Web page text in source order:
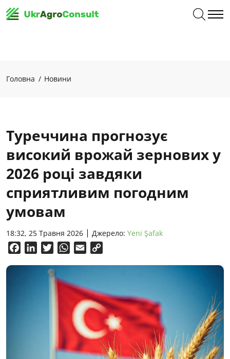
Головна Новини
Туреччина прогнозує
високий врожай зернових у
2026 році завдяки
сприятливим погодним
умовам
18:32, 25 Травня 2026 Джерело: Yeni Şafak
FacebookLinkedInTwitterWhatsApp
Email